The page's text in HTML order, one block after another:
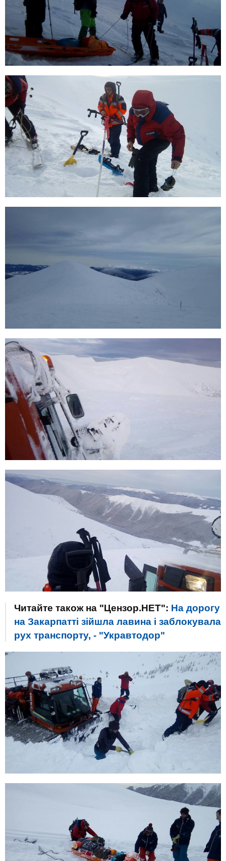
Читайте також на "Цензор.НЕТ": На дорогу
на Закарпатті зійшла лавина і заблокувала
рух транспорту, - "Укравтодор"